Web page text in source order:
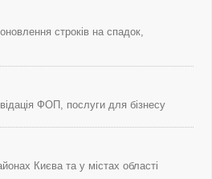
строків на спадок,
ФОП, послуги для бізнесу
Києва та у містах області